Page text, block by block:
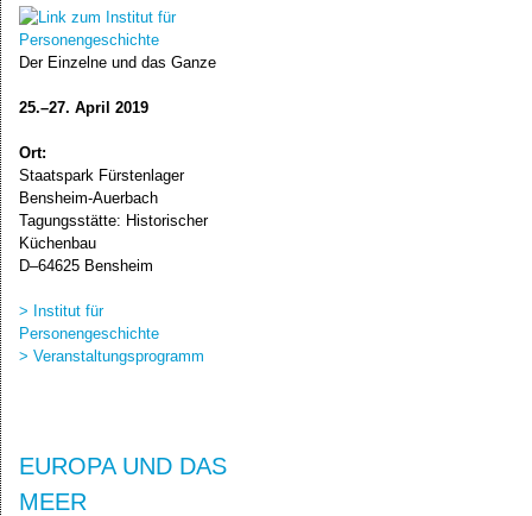
Der Einzelne und das Ganze
25.–27. April 2019
Ort:
Staatspark Fürstenlager
Bensheim-Auerbach
Tagungsstätte: Historischer
Küchenbau
D–64625 Bensheim
> Institut für
Personengeschichte
> Veranstaltungsprogramm
EUROPA UND DAS
MEER